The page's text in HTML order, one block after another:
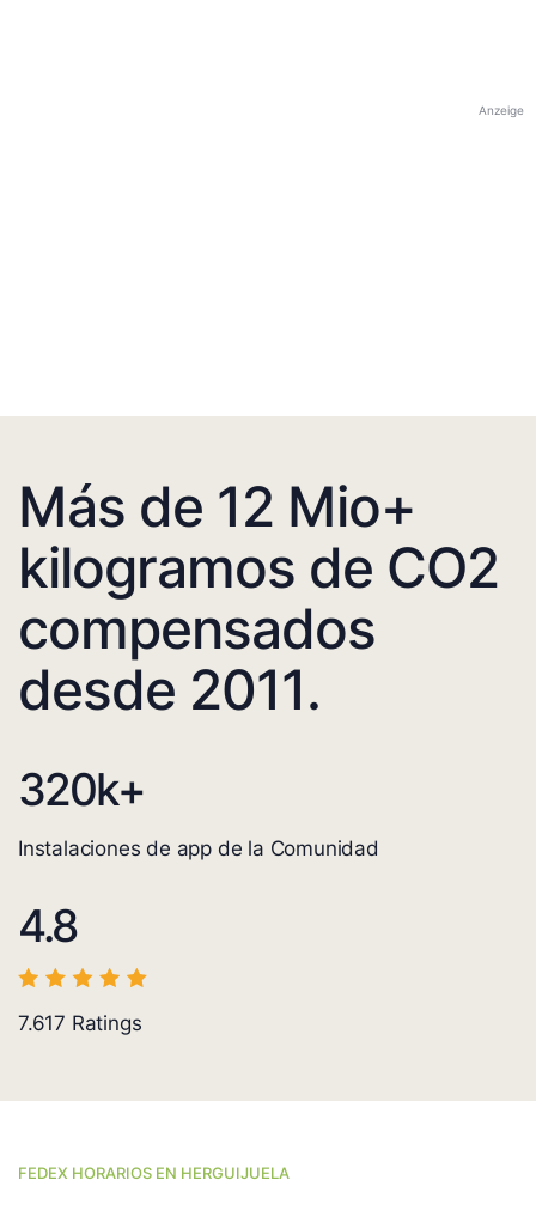
Anzeige
Más de 12 Mio+
kilogramos de CO2
compensados
desde 2011.
320k+
Instalaciones de app de la Comunidad
4.8
7.617 Ratings
FEDEX HORARIOS EN HERGUIJUELA